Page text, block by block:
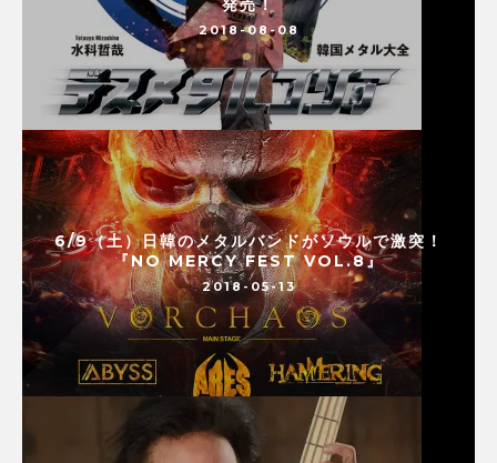
発売！
2018-08-08
6/9（土）日韓のメタルバンドがソウルで激突！
『NO MERCY FEST VOL.8』
2018-05-13